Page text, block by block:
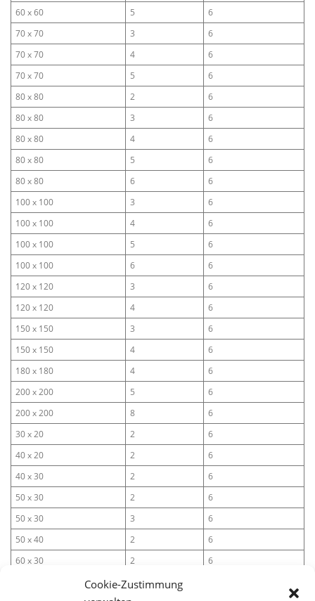
Cookie-Zustimmung
60 x 60
5
6
70 x 70
3
6
70 x 70
4
6
70 x 70
5
6
80 x 80
2
6
80 x 80
3
6
80 x 80
4
6
80 x 80
5
6
80 x 80
6
6
100 x 100
3
6
100 x 100
4
6
100 x 100
5
6
100 x 100
6
6
120 x 120
3
6
120 x 120
4
6
150 x 150
3
6
150 x 150
4
6
180 x 180
4
6
200 x 200
5
6
200 x 200
8
6
30 x 20
2
6
40 x 20
2
6
40 x 30
2
6
50 x 30
2
6
50 x 30
3
6
50 x 40
2
6
60 x 30
2
6
2